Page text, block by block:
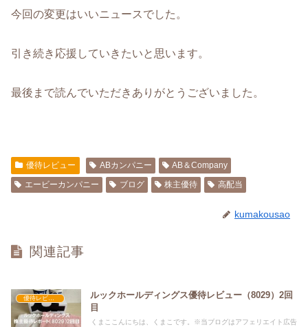
今回の変更はいいニュースでした。
引き続き応援していきたいと思います。
最後まで読んでいただきありがとうございました。
優待レビュー ABカンパニー
AB＆Company
エービーカンパニー
ブログ 株主優待 高配当
kumakousao
関連記事
優待レビュー
ルックホールディングス優待レビュー（8029）2回
目
くまここんにちは、くまこです。※当ブログはアフェリエイト広告